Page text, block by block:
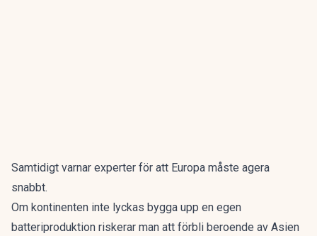
Samtidigt varnar experter för att Europa måste agera
snabbt.
Om kontinenten inte lyckas bygga upp en egen
batteriproduktion riskerar man att förbli beroende av Asien